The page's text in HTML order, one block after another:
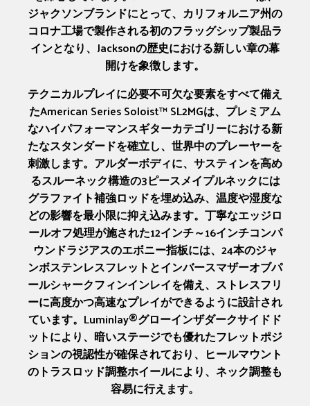
ジャクソンブランドにとって、カリフォルニア州の
コロナ工場で製作される初のフラッグシップ製品ラ
インとなり、Jacksonの歴史における新しい章の幕
開けを象徴します。
テクニカルプレイに必要不可欠な要素をすべて備え
たAmerican Series Soloist™ SL2MGは、プレミアム
なハイパフォーマンスギターカテゴリーにおける新
たなスタンダードを確立し、世界中のプレーヤーを
刺激します。アルダーボディに、サスティンを高め
るスルーネック構造の3ピースメイプルネックには
グラファイト補強ロッドを埋め込み、温度や湿度な
どの影響を最小限に抑え込みます。丁寧なエッジロ
ールオフ処理が施された12インチ～16インチコンパ
ウンドラジアスのエボニー指板には、24本のジャ
ンボステンレスフレットとインバースマザーオブパ
ールシャークフィンインレイを備え、ストレスフリ
ーに高度かつ高速なプレイができるように設計され
ています。Luminlay®グローインザダークサイドド
ットにより、暗いステージでも優れたフレットポジ
ションの視認性が確保されており、ヒールマウント
のトラスロッド調整ホイールにより、ネック調整も
容易に行えます。